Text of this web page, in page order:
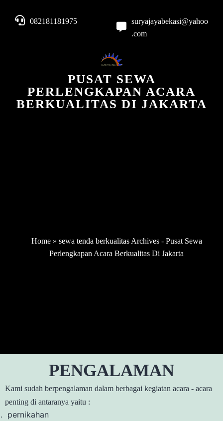
082181181975
suryajayabekasi@yahoo
.com
PUSAT SEWA
PERLENGKAPAN ACARA
BERKUALITAS DI JAKARTA
Home» sewa tenda berkualitas Archives - Pusat Sewa
Perlengkapan Acara Berkualitas Di Jakarta
PENGALAMAN
Kami sudah berpengalaman dalam berbagai kegiatan acara - acara
penting di antaranya yaitu :
pernikahan